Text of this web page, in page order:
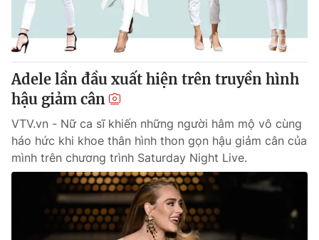
Thị trường 24h Tấm lòng Việt
VTV4 Vươn mình bằng AI
VTV9 VTV8
Liên hệ tòa soạn English
THỜI BÁO VTV
Adele lần đầu xuất hiện trên truyền hình
hậu giảm cân
VTV.vn - Nữ ca sĩ khiến những người hâm mộ vô cùng
háo hức khi khoe thân hình thon gọn hậu giảm cân của
mình trên chương trình Saturday Night Live.